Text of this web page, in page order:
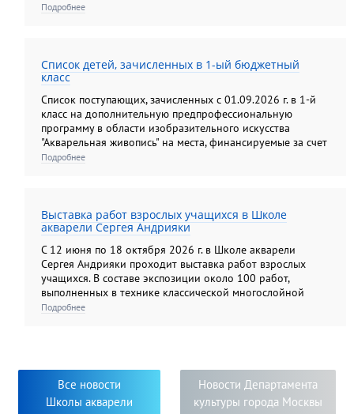
Подробнее
Список детей, зачисленных в 1-ый бюджетный
класс
Список поступающих, зачисленных с 01.09.2026 г. в 1-й
класс на дополнительную предпрофессиональную
программу в области изобразительного искусства
"Акварельная живопись" на места, финансируемые за счет
средств федерального бюджета.
Подробнее
Выставка работ взрослых учащихся в Школе
акварели Сергея Андрияки
С 12 июня по 18 октября 2026 г. в Школе акварели
Сергея Андрияки проходит выставка работ взрослых
учащихся. В составе экспозиции около 100 работ,
выполненных в технике классической многослойной
акварели, а также гризайли и карандашом. Экспозиция
новизна исполнения работ свидетельствуют о серьёзном
творческом погружении в мир изобразительного
искусства педагогов и их учеников.
Подробнее
Все новости
Школы акварели
Новости Департамента
культуры города Москвы